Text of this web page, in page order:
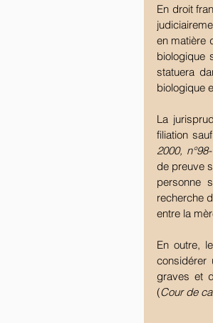
En droit
en matière
biologique
statuera
biologique
La
filiation
2000,
de preuve
personne
recherche
entre la
En outre,
considérer
graves et
(Cour de